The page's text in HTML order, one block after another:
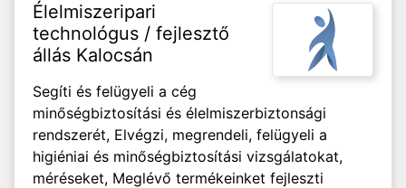
Élelmiszeripari
technológus / fejlesztő
állás Kalocsán
Segíti és felügyeli a cég
minőségbiztosítási és élelmiszerbiztonsági
rendszerét, Elvégzi, megrendeli, felügyeli a
higiéniai és minőségbiztosítási vizsgálatokat,
méréseket, Meglévő termékeinket fejleszti